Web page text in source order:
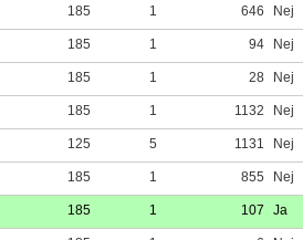
185 1 646
Nej
185 1 94
Nej
185 1 28
Nej
185 1 1132
Nej
125 5 1131
Nej
185 1 855
Nej
185 1 107
Ja